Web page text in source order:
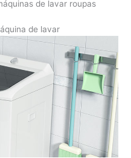
de lavar roupas
de lavar